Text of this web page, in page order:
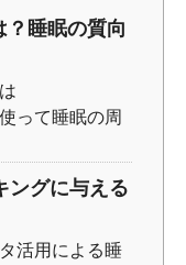
？睡眠の質向
って睡眠の周
ングに与える
活用による睡